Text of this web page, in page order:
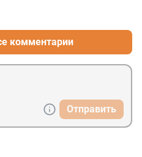
комментарии
Отправить